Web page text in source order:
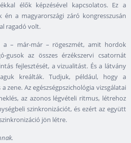
élők képzésével kapcsolatos. Ez a
én a magyarországi záró kongresszusán
ragadó volt.
– már-már – rögeszmét, amit hordok
gusok az összes érzékszervi csatornát
fejlesztését, a vizualitást. És a látvány
kreálták. Tudjuk, például, hogy a
zene. Az egészségpszichológia vizsgálatai
az azonos légvételi ritmus, létrehoz
szinkronizációt, és ezért az együtt
jön létre.